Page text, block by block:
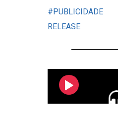
#PUBLICIDADE
RELEASE